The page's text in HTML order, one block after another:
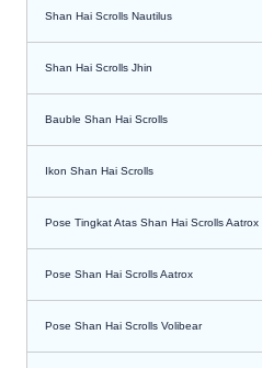
Shan Hai Scrolls Nautilus
Shan Hai Scrolls Jhin
Bauble Shan Hai Scrolls
Ikon Shan Hai Scrolls
Pose Tingkat Atas Shan Hai Scrolls Aatrox
Pose Shan Hai Scrolls Aatrox
Pose Shan Hai Scrolls Volibear